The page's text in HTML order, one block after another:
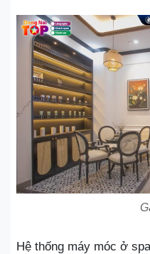
Hệ thống máy móc ở